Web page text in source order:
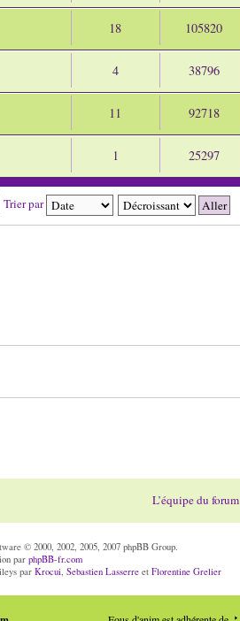
18 105820
4 38796
11 92718
1 25297
Trier par
L’équipe du forum
© 2000, 2002, 2005, 2007 phpBB Group.
parphpBB-fr.com
parKrocui ,Sebastien Lasserre etFlorentine Grelier